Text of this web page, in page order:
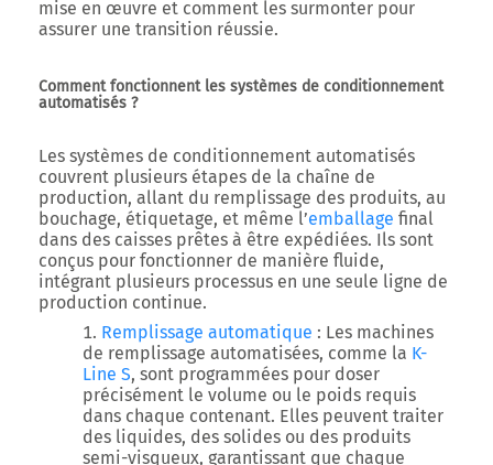
mise en œuvre et comment les surmonter pour
assurer une transition réussie.
Comment fonctionnent les systèmes de conditionnement
automatisés ?
Les systèmes de conditionnement automatisés
couvrent plusieurs étapes de la chaîne de
production, allant du remplissage des produits, au
bouchage, étiquetage, et même l’emballage final
dans des caisses prêtes à être expédiées. Ils sont
conçus pour fonctionner de manière fluide,
intégrant plusieurs processus en une seule ligne de
production continue.
Remplissage automatique : Les machines
de remplissage automatisées, comme la K-
Line S, sont programmées pour doser
précisément le volume ou le poids requis
dans chaque contenant. Elles peuvent traiter
des liquides, des solides ou des produits
semi-visqueux, garantissant que chaque